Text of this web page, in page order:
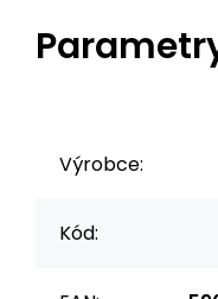
Výrobce:
Kód: